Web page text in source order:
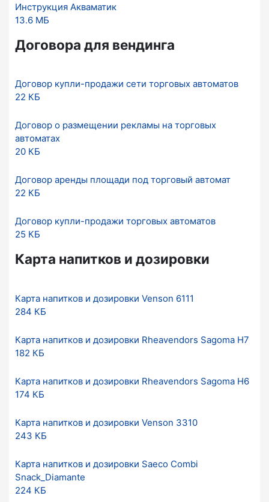
Инструкция Акваматик
13.6 МБ
Договора для вендинга
Договор купли-продажи сети торговых автоматов
22 КБ
Договор о размещении рекламы на торговых
автоматах
20 КБ
Договор аренды площади под торговый автомат
22 КБ
Договор купли-продажи торговых автоматов
25 КБ
Карта напитков и дозировки
Карта напитков и дозировки Venson 6111
284 КБ
Карта напитков и дозировки Rheavendors Sagoma H7
182 КБ
Карта напитков и дозировки Rheavendors Sagoma H6
174 КБ
Карта напитков и дозировки Venson 3310
243 КБ
Карта напитков и дозировки Saeco Combi
Snack_Diamante
224 КБ